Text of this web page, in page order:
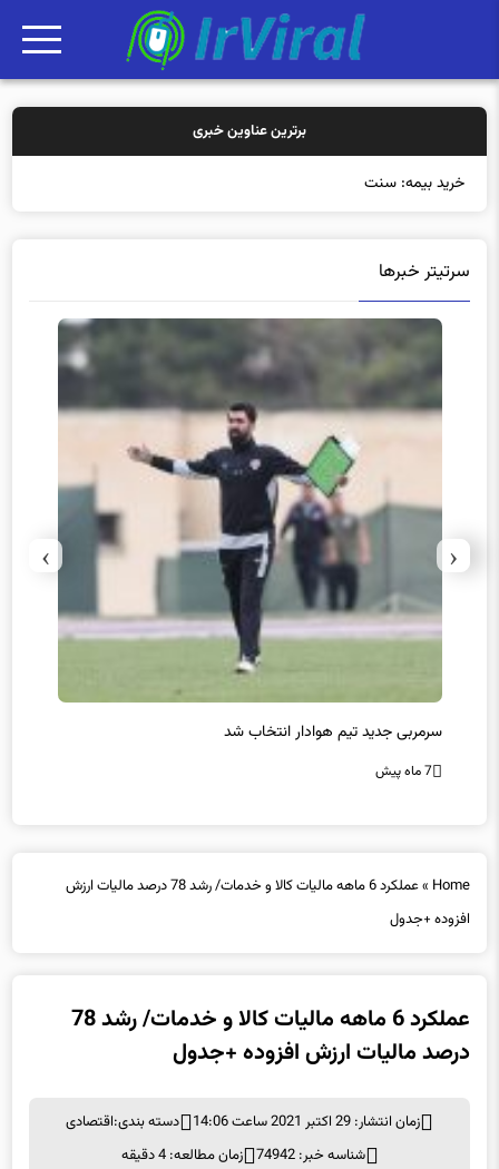
برترین عناوین خبری
خرید بیمه: سنتی یا آنلاین؟
سرتیتر خبرها
سرمربی جدید تیم هوادار انتخاب شد
7 ماه پیش
‹
›
Home
»
عملکرد 6 ماهه مالیات کالا و خدمات/ رشد 78 درصد مالیات ارزش
افزوده +جدول
عملکرد 6 ماهه مالیات کالا و خدمات/ رشد 78
درصد مالیات ارزش افزوده +جدول
زمان انتشار: 29 اکتبر 2021 ساعت 14:06 دسته بندی:اقتصادی
شناسه خبر: 74942
زمان مطالعه: 4 دقیقه